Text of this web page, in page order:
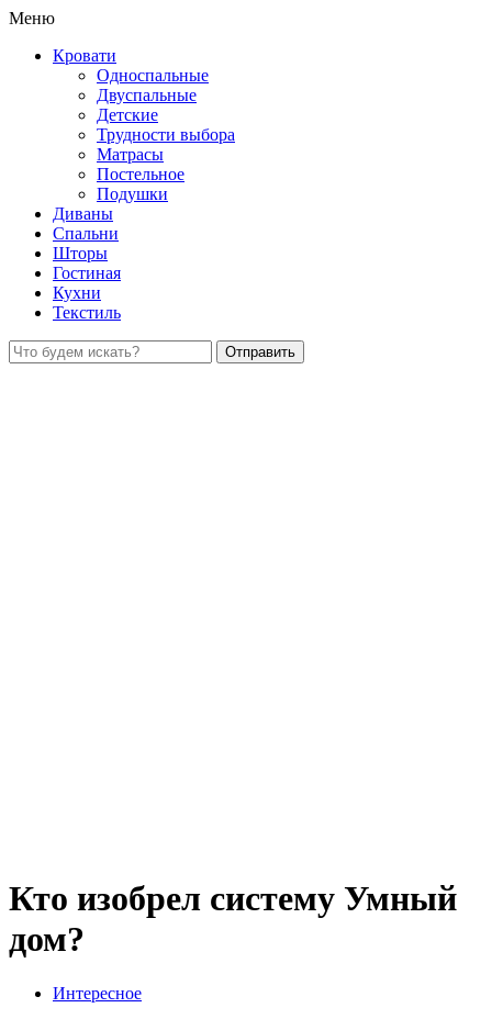
Меню
Кровати
Односпальные
Двуспальные
Детские
Трудности выбора
Матрасы
Постельное
Подушки
Диваны
Спальни
Шторы
Гостиная
Кухни
Текстиль
Кто изобрел систему Умный
дом?
Интересное